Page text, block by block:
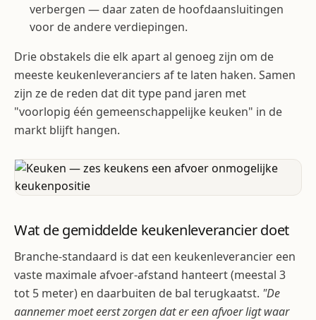
verbergen — daar zaten de hoofdaansluitingen
voor de andere verdiepingen.
Drie obstakels die elk apart al genoeg zijn om de
meeste keukenleveranciers af te laten haken. Samen
zijn ze de reden dat dit type pand jaren met
"voorlopig één gemeenschappelijke keuken" in de
markt blijft hangen.
Wat de gemiddelde keukenleverancier doet
Branche-standaard is dat een keukenleverancier een
vaste maximale afvoer-afstand hanteert (meestal 3
tot 5 meter) en daarbuiten de bal terugkaatst. "De
aannemer moet eerst zorgen dat er een afvoer ligt waar